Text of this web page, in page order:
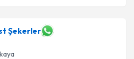
Şekerler